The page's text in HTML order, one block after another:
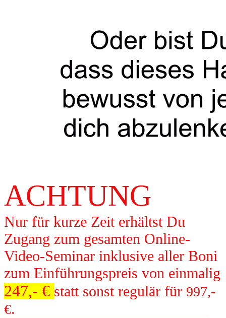
ACHTUNG
Nur für kurze Zeit erhältst Du
Zugang zum gesamten Online-
Video-Seminar inklusive aller Boni
zum Einführungspreis von einmalig
247,- € statt sonst regulär für ​997,-
€.